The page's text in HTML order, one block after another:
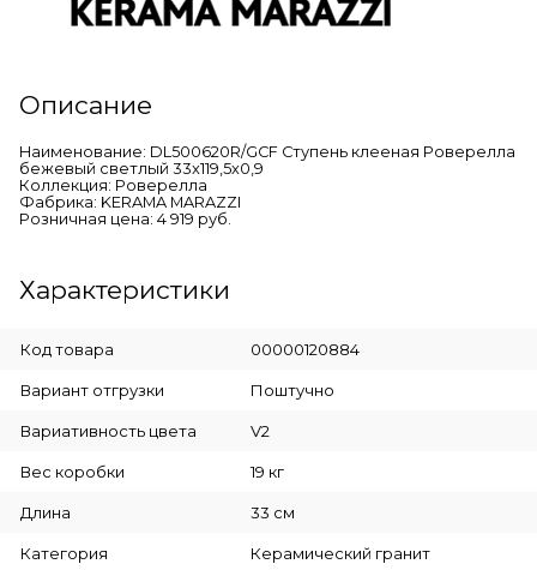
Описание
Наименование: DL500620R/GCF Ступень клееная Роверелла
бежевый светлый 33x119,5x0,9
Коллекция: Роверелла
Фабрика: KERAMA MARAZZI
Розничная цена: 4 919 руб.
Характеристики
Код товара 00000120884
Вариант отгрузки Поштучно
Вариативность цвета V2
Вес коробки 19 кг
Длина 33 см
Категория Керамический гранит